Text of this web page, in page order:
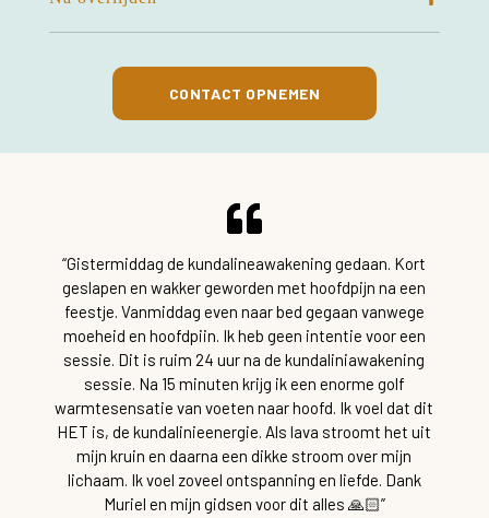
CONTACT OPNEMEN
“Gistermiddag de kundalineawakening gedaan. Kort
geslapen en wakker geworden met hoofdpijn na een
feestje. Vanmiddag even naar bed gegaan vanwege
moeheid en hoofdpiin. Ik heb geen intentie voor een
sessie. Dit is ruim 24 uur na de kundaliniawakening
sessie. Na 15 minuten krijg ik een enorme golf
warmtesensatie van voeten naar hoofd. Ik voel dat dit
HET is, de kundalinieenergie. Als lava stroomt het uit
mijn kruin en daarna een dikke stroom over mijn
lichaam. Ik voel zoveel ontspanning en liefde. Dank
Muriel en mijn gidsen voor dit alles 🙏🏻”